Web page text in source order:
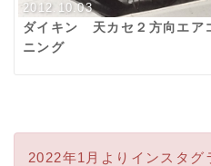
2012.10.03
ダイキン 天カセ２方向エア
ニング
2022年1月よりインスタグ